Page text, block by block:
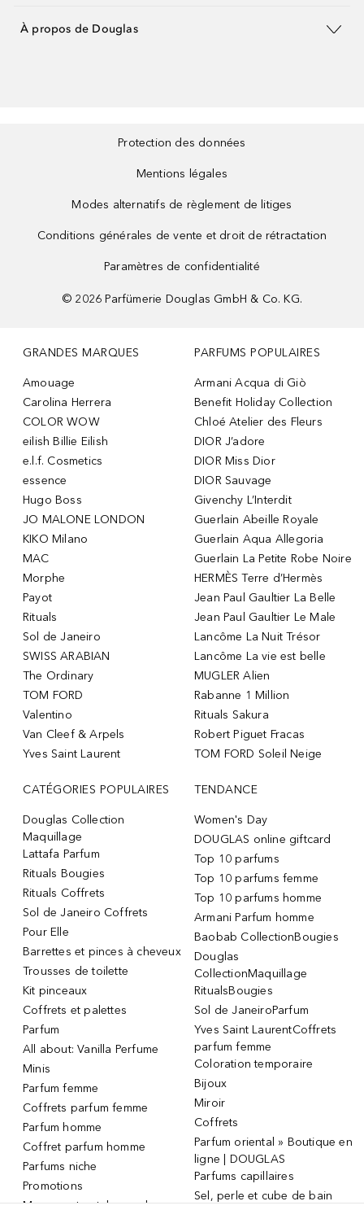
À propos de Douglas
Protection des données
Mentions légales
Modes alternatifs de règlement de litiges
Conditions générales de vente et droit de rétractation
Paramètres de confidentialité
© 2026 Parfümerie Douglas GmbH & Co. KG.
GRANDES MARQUES
Amouage
Carolina Herrera
COLOR WOW
eilish Billie Eilish
e.l.f. Cosmetics
essence
Hugo Boss
JO MALONE LONDON
KIKO Milano
MAC
Morphe
Payot
Rituals
Sol de Janeiro
SWISS ARABIAN
The Ordinary
TOM FORD
Valentino
Van Cleef & Arpels
Yves Saint Laurent
PARFUMS POPULAIRES
Armani Acqua di Giò
Benefit Holiday Collection
Chloé Atelier des Fleurs
DIOR J’adore
DIOR Miss Dior
DIOR Sauvage
Givenchy L’Interdit
Guerlain Abeille Royale
Guerlain Aqua Allegoria
Guerlain La Petite Robe Noire
HERMÈS Terre d’Hermès
Jean Paul Gaultier La Belle
Jean Paul Gaultier Le Male
Lancôme La Nuit Trésor
Lancôme La vie est belle
MUGLER Alien
Rabanne 1 Million
Rituals Sakura
Robert Piguet Fracas
TOM FORD Soleil Neige
CATÉGORIES POPULAIRES
Douglas Collection
Maquillage
Lattafa Parfum
Rituals Bougies
Rituals Coffrets
Sol de Janeiro Coffrets
Pour Elle
Barrettes et pinces à cheveux
Trousses de toilette
Kit pinceaux
Coffrets et palettes
Parfum
All about: Vanilla Perfume
Minis
Parfum femme
Coffrets parfum femme
Parfum homme
Coffret parfum homme
Parfums niche
Promotions
Masque et patch pour les
TENDANCE
Women's Day
DOUGLAS online giftcard
Top 10 parfums
Top 10 parfums femme
Top 10 parfums homme
Armani Parfum homme
Baobab CollectionBougies
Douglas
CollectionMaquillage
RitualsBougies
Sol de JaneiroParfum
Yves Saint LaurentCoffrets
parfum femme
Coloration temporaire
Bijoux
Miroir
Coffrets
Parfum oriental » Boutique en
ligne | DOUGLAS
Parfums capillaires
Sel, perle et cube de bain